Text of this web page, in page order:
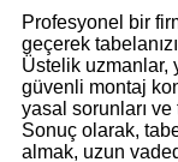
Profesyonel bir
geçerek
Üstelik uzmanlar,
güvenli montaj
yasal sorunları ve
Sonuç olarak,
almak, uzun